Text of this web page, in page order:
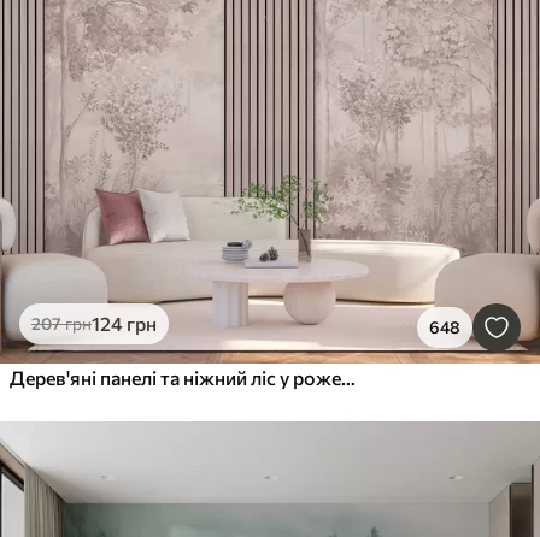
207грн124 грн 648
Дерев'яні панелі та ніжний ліс у рожевих тонах